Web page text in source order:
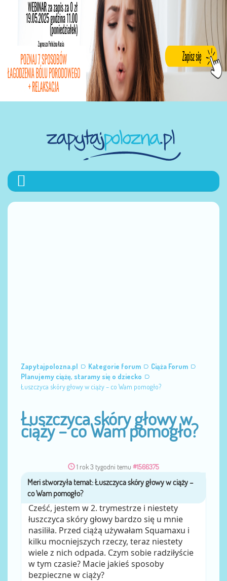
Zapytajpolozna.pl Kategorie forum
Ciąża Forum
Planujemy ciążę, staramy się o dziecko
Łuszczyca skóry głowy w ciąży – co Wam pomogło?
Łuszczyca skóry głowy w
ciąży – co Wam pomogło?
1 rok 3 tygodni temu #1566375
przezMeri
Cześć, jestem w 2. trymestrze i niestety
łuszczyca skóry głowy bardzo się u mnie
nasiliła. Przed ciążą używałam Squamaxu i
kilku mocniejszych rzeczy, teraz niestety
wiele z nich odpada. Czym sobie radziłyście
w tym czasie? Macie jakieś sposoby
bezpieczne w ciąży?